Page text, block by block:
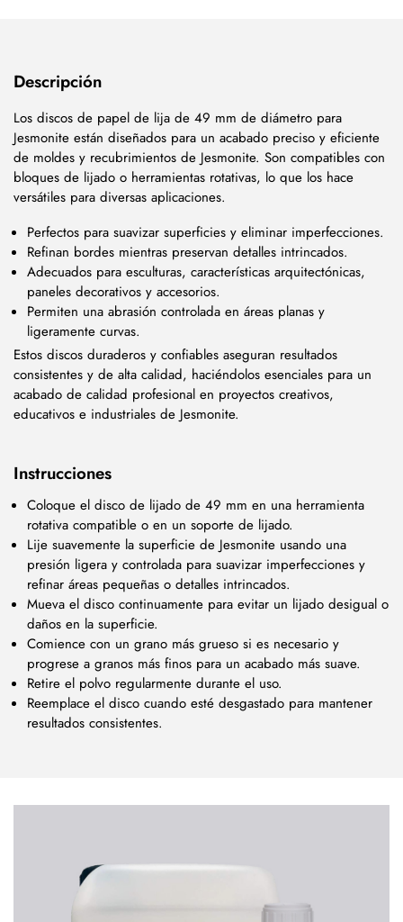
Descripción
Los discos de papel de lija de 49 mm de diámetro para
Jesmonite están diseñados para un acabado preciso y eficiente
de moldes y recubrimientos de Jesmonite. Son compatibles con
bloques de lijado o herramientas rotativas, lo que los hace
versátiles para diversas aplicaciones.
Perfectos para suavizar superficies y eliminar imperfecciones.
Refinan bordes mientras preservan detalles intrincados.
Adecuados para esculturas, características arquitectónicas,
paneles decorativos y accesorios.
Permiten una abrasión controlada en áreas planas y
ligeramente curvas.
Estos discos duraderos y confiables aseguran resultados
consistentes y de alta calidad, haciéndolos esenciales para un
acabado de calidad profesional en proyectos creativos,
educativos e industriales de Jesmonite.
Instrucciones
Coloque el disco de lijado de 49 mm en una herramienta
rotativa compatible o en un soporte de lijado.
Lije suavemente la superficie de Jesmonite usando una
presión ligera y controlada para suavizar imperfecciones y
refinar áreas pequeñas o detalles intrincados.
Mueva el disco continuamente para evitar un lijado desigual o
daños en la superficie.
Comience con un grano más grueso si es necesario y
progrese a granos más finos para un acabado más suave.
Retire el polvo regularmente durante el uso.
Reemplace el disco cuando esté desgastado para mantener
resultados consistentes.